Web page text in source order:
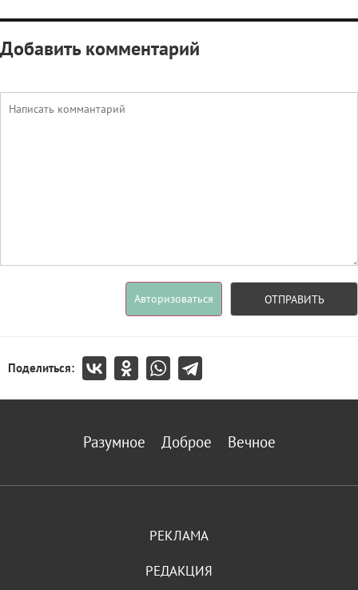
Добавить комментарий
Авторизоваться ОТПРАВИТЬ
Поделиться:
Разумное Доброе Вечное
РЕКЛАМА
РЕДАКЦИЯ